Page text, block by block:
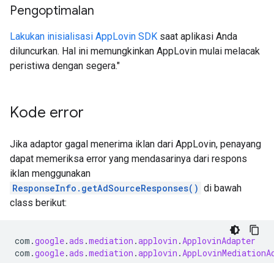
Pengoptimalan
Lakukan inisialisasi AppLovin SDK saat aplikasi Anda
diluncurkan. Hal ini memungkinkan AppLovin mulai melacak
peristiwa dengan segera."
Kode error
Jika adaptor gagal menerima iklan dari AppLovin, penayang
dapat memeriksa error yang mendasarinya dari respons
iklan menggunakan
ResponseInfo.getAdSourceResponses() di bawah
class berikut:
com .google.ads .mediation .applovin .ApplovinAdapter
com .google.ads .mediation .applovin .